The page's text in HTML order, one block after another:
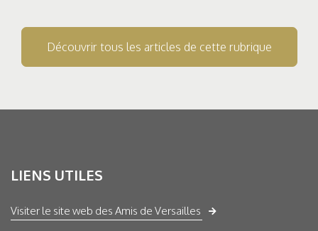
Découvrir tous les articles de cette rubrique
LIENS UTILES
Visiter le site web des Amis de Versailles